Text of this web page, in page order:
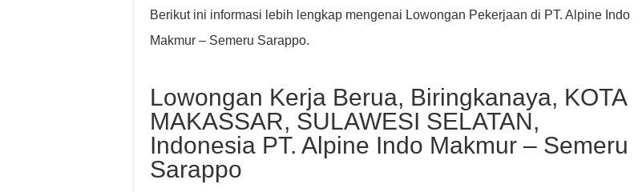
Berikut ini informasi lebih lengkap mengenai Lowongan Pekerjaan di PT. Alpine Indo
Makmur – Semeru Sarappo.
Lowongan Kerja Berua, Biringkanaya, KOTA
MAKASSAR, SULAWESI SELATAN,
Indonesia PT. Alpine Indo Makmur – Semeru
Sarappo